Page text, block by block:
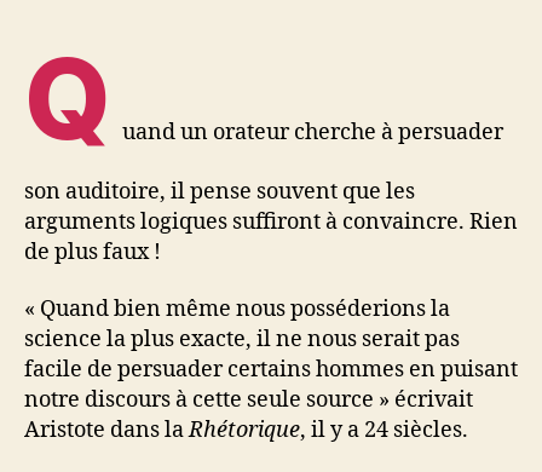
Q uand un orateur cherche à persuader
son auditoire, il pense souvent que les
arguments logiques suffiront à convaincre. Rien
de plus faux !
« Quand bien même nous posséderions la
science la plus exacte, il ne nous serait pas
facile de persuader certains hommes en puisant
notre discours à cette seule source » écrivait
Aristote dans laRhétorique, il y a 24 siècles.